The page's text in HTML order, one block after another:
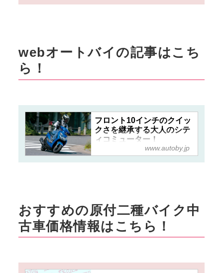
webオートバイの記事はこち
ら！
フロント10インチのクイッ
クさを継承する大人のシテ
ィコミューター！
【SUZUKI SWISH（スウィ
ッシュ）】（2018年） -
www.autoby.jp
おすすめの原付二種バイク中
古車価格情報はこちら！